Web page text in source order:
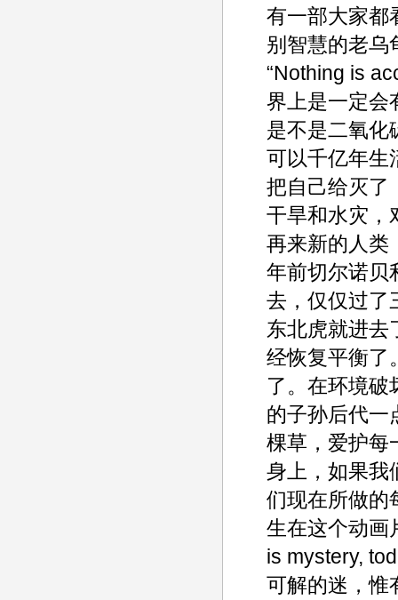
有一部大家都
别智慧的老乌
“Nothing is
界上是一定会
是不是二氧化
可以千亿年生
把自己给灭了
干旱和水灾，
再来新的人类
年前切尔诺贝
去，仅仅过了
东北虎就进去
经恢复平衡了
了。在环境破
的子孙后代一
棵草，爱护每
身上，如果我
们现在所做的
生在这个动画
is mystery,
可解的迷，惟